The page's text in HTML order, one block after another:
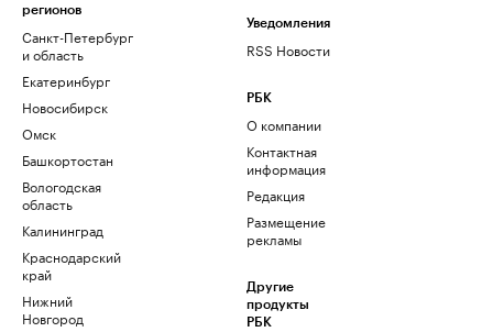
регионов
Санкт-Петербург
и область
Екатеринбург
Новосибирск
Омск
Башкортостан
Вологодская
область
Калининград
Краснодарский
край
Нижний
Новгород
Уведомления
RSS Новости
РБК
О компании
Контактная
информация
Редакция
Размещение
рекламы
Другие
продукты
РБК